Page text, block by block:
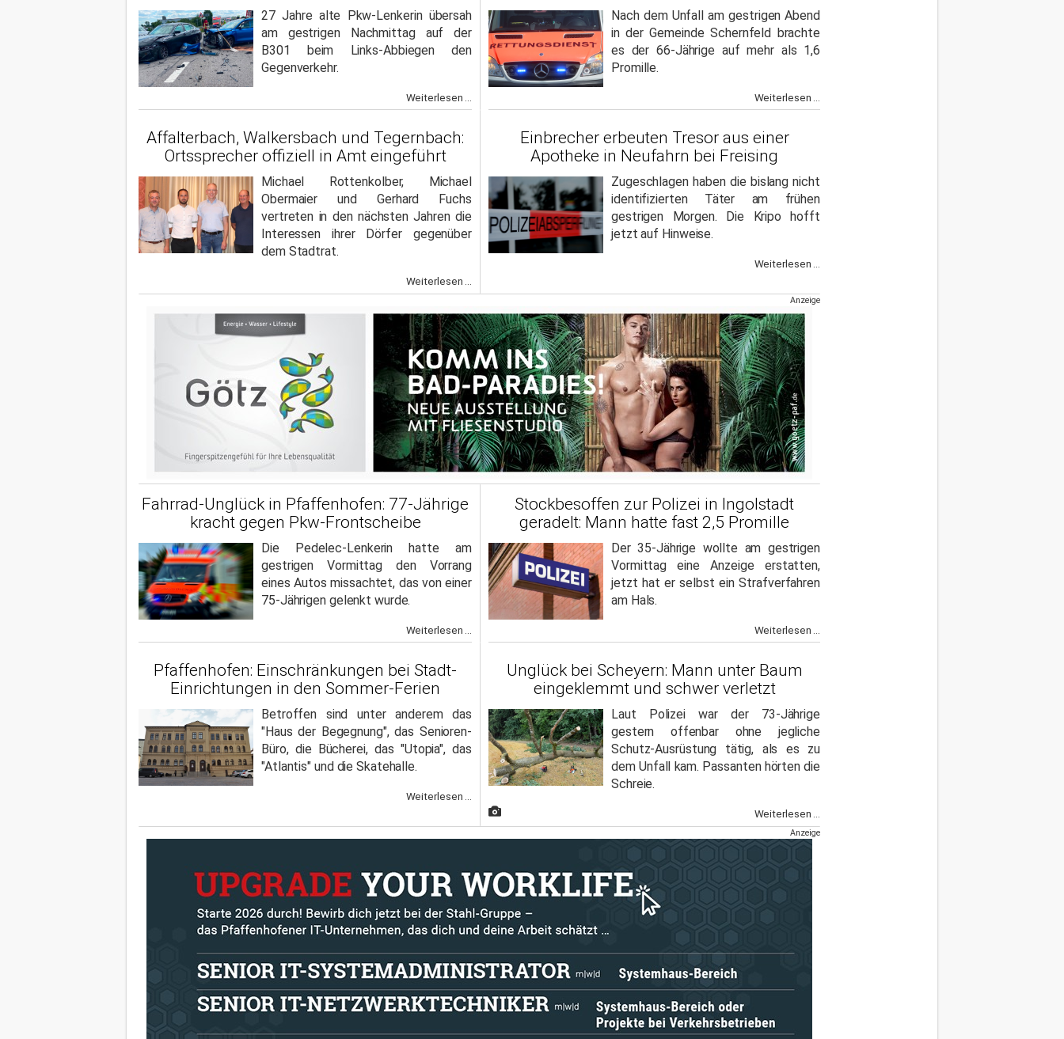
27 Jahre alte Pkw-Lenkerin übersah
am gestrigen Nachmittag auf der
B301 beim Links-Abbiegen den
Gegenverkehr.
Weiterlesen ...
Nach dem Unfall am gestrigen Abend
in der Gemeinde Schernfeld brachte
es der 66-Jährige auf mehr als 1,6
Promille.
Weiterlesen ...
Affalterbach, Walkersbach und Tegernbach:
Ortssprecher offiziell in Amt eingeführt
Michael Rottenkolber, Michael
Obermaier und Gerhard Fuchs
vertreten in den nächsten Jahren die
Interessen ihrer Dörfer gegenüber
dem Stadtrat.
Weiterlesen ...
Einbrecher erbeuten Tresor aus einer
Apotheke in Neufahrn bei Freising
Zugeschlagen haben die bislang nicht
identifizierten Täter am frühen
gestrigen Morgen. Die Kripo hofft
jetzt auf Hinweise.
Weiterlesen ...
Anzeige
Fahrrad-Unglück in Pfaffenhofen: 77-Jährige
kracht gegen Pkw-Frontscheibe
Die Pedelec-Lenkerin hatte am
gestrigen Vormittag den Vorrang
eines Autos missachtet, das von einer
75-Jährigen gelenkt wurde.
Weiterlesen ...
Stockbesoffen zur Polizei in Ingolstadt
geradelt: Mann hatte fast 2,5 Promille
Der 35-Jährige wollte am gestrigen
Vormittag eine Anzeige erstatten,
jetzt hat er selbst ein Strafverfahren
am Hals.
Weiterlesen ...
Pfaffenhofen: Einschränkungen bei Stadt-
Einrichtungen in den Sommer-Ferien
Betroffen sind unter anderem das
"Haus der Begegnung", das Senioren-
Büro, die Bücherei, das "Utopia", das
"Atlantis" und die Skatehalle.
Weiterlesen ...
Unglück bei Scheyern: Mann unter Baum
eingeklemmt und schwer verletzt
Laut Polizei war der 73-Jährige
gestern offenbar ohne jegliche
Schutz-Ausrüstung tätig, als es zu
dem Unfall kam. Passanten hörten die
Schreie.
Weiterlesen ...
Anzeige